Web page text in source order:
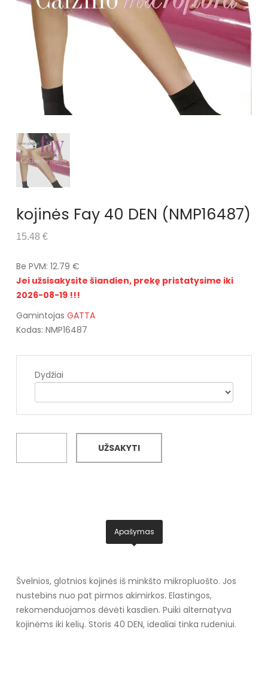
kojinės Fay 40 DEN (NMP16487)
15.48 €
Be PVM: 12.79 €
Jei užsisakysite šiandien, prekę pristatysime iki
2026-08-19 !!!
Gamintojas GATTA
Kodas: NMP16487
Dydžiai
UŽSAKYTI
Apašymas
Švelnios, glotnios kojinės iš minkšto mikropluošto. Jos
nustebins nuo pat pirmos akimirkos. Elastingos,
rekomenduojamos dėvėti kasdien. Puiki alternatyva
kojinėms iki kelių. Storis 40 DEN, idealiai tinka rudeniui.